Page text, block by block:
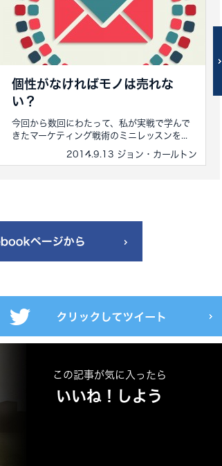
個性がなければモノは売れな
い？
今回から数回にわたって、私が実戦で学んで
きたマーケティング戦術のミニレッスンを...
2014.9.13 ジョン・カールトン
この記事が気に入ったら
いいね！しよう